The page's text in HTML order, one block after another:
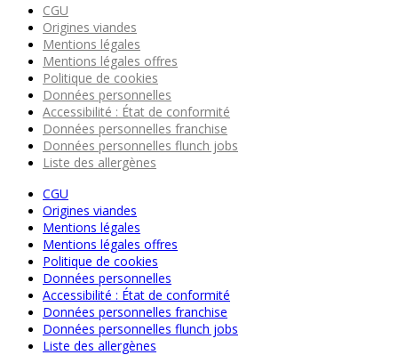
CGU
Origines viandes
Mentions légales
Mentions légales offres
Politique de cookies
Données personnelles
Accessibilité : État de conformité
Données personnelles franchise
Données personnelles flunch jobs
Liste des allergènes
CGU
Origines viandes
Mentions légales
Mentions légales offres
Politique de cookies
Données personnelles
Accessibilité : État de conformité
Données personnelles franchise
Données personnelles flunch jobs
Liste des allergènes